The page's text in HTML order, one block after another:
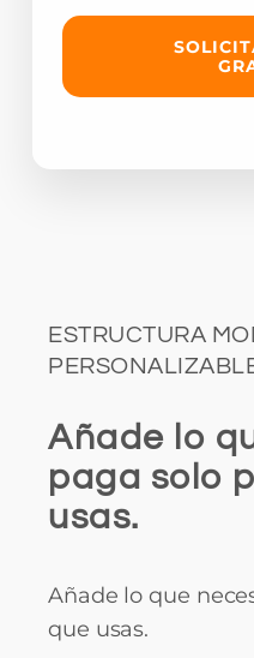
ESTRUCTURA
Añade lo
paga solo
usas.
Añade lo que
que usas.